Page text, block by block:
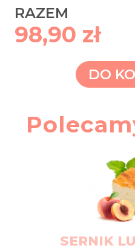
RAZEM
98,90 zł
DO
SERNIK